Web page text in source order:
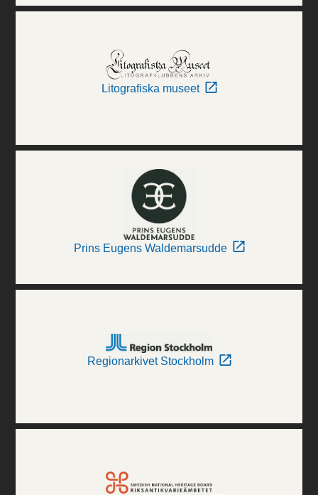
Litografiska museet
Prins Eugens Waldemarsudde
Regionarkivet Stockholm